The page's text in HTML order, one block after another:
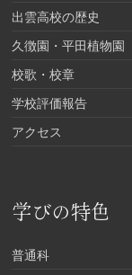
出雲高校の歴史
久徴園・平田植物園
校歌・校章
学校評価報告
アクセス
学びの特色
普通科